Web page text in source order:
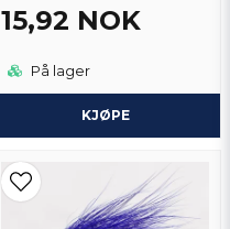
15,92 NOK
På lager
KJØPE